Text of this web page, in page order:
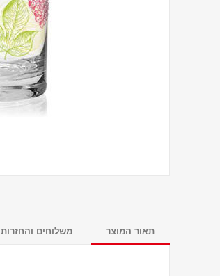
תאור המוצר משלוחים והחזרות